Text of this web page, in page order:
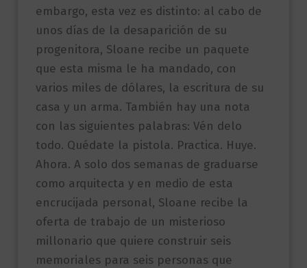
embargo, esta vez es distinto: al cabo de
unos días de la desaparición de su
progenitora, Sloane recibe un paquete
que esta misma le ha mandado, con
varios miles de dólares, la escritura de su
casa y un arma. También hay una nota
con las siguientes palabras: Vén delo
todo. Quédate la pistola. Practica. Huye.
Ahora. A solo dos semanas de graduarse
como arquitecta y en medio de esta
encrucijada personal, Sloane recibe la
oferta de trabajo de un misterioso
millonario que quiere construir seis
memoriales para seis personas que